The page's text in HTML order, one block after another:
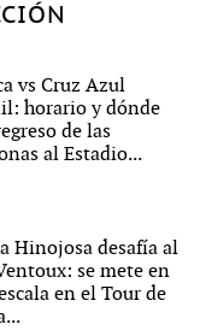
vs Cruz Azul
horario y dónde
de las
al Estadio...
Hinojosa desafía al
se mete en
en el Tour de